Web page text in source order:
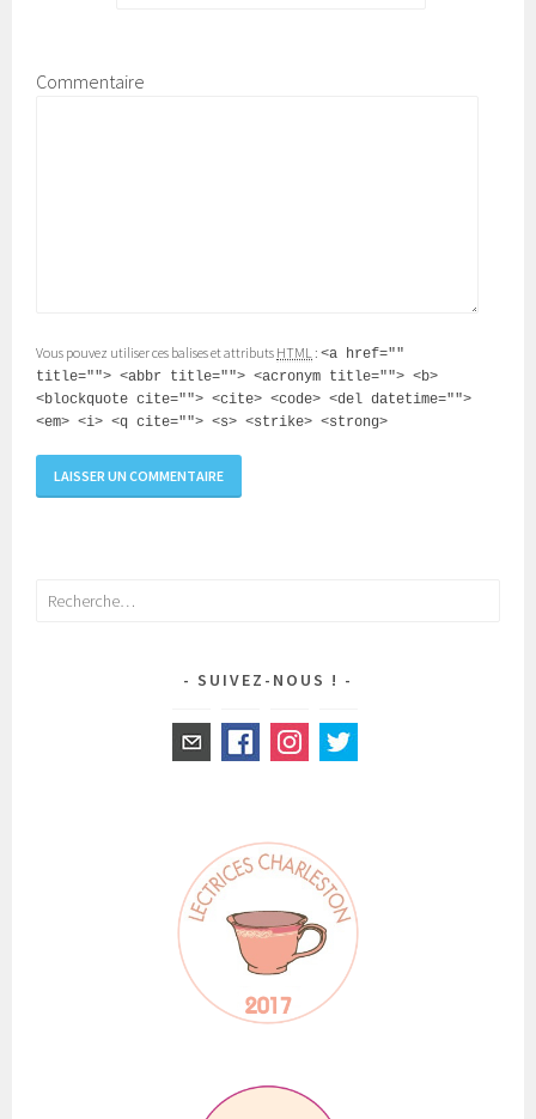
Commentaire
Vous pouvez utiliser ces balises et attributs HTML :<a href=""
title=""> <abbr title=""> <acronym title=""> <b>
<blockquote cite=""> <cite> <code> <del datetime="">
<em> <i> <q cite=""> <s> <strike> <strong>
Rechercher :
SUIVEZ-NOUS !